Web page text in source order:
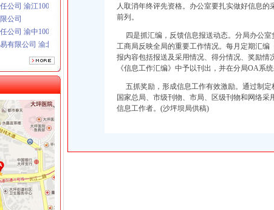
公司
公司 渝中100万 （进出口权）
有限公司 渝北100万 （进出口权）
公司 渝九50万 （工商注册）
渝沙50万 （工商注册）
划有限公司
项标准贯彻落实节油节电节能工作要求
重点”重庆代理记账工作
三方面提高数据质量
个方面抓好奥运期间安全稳定工作
立销人员个人信息库
人取消年终评先资格。办公室要扎实做好信息
前列。
四是抓汇编，反馈信息报送动态。分局办公室
工商局反映全局的重要工作情况。每月定期汇
报内容包括报送及采用情况、得分情况、奖励
《信息工作汇编》中予以刊出，并在分局OA系
五抓奖励，形成信息工作有效激励。通过制定
国家总局、市级刊物、市局、区级刊物和网络
信息工作者。(沙坪坝局供稿)